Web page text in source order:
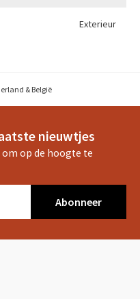
Exterieur
& België
nieuwtjes
op de hoogte te
Abonneer